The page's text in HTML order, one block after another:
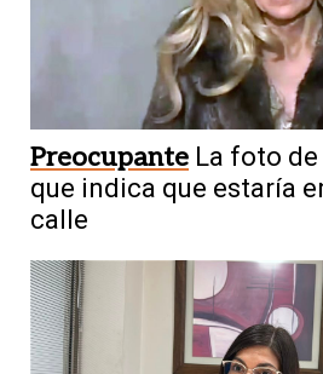
Preocupante La foto
que indica que estaría
calle